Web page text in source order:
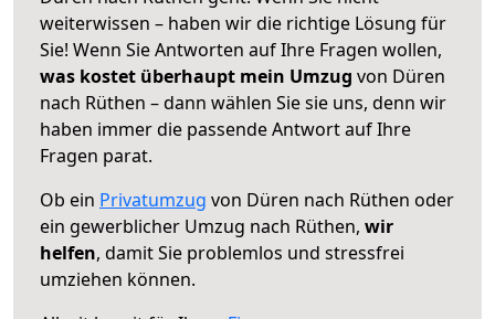
weiterwissen – haben wir die richtige Lösung für
Sie! Wenn Sie Antworten auf Ihre Fragen wollen,
was kostet überhaupt mein Umzug von Düren
nach Rüthen – dann wählen Sie sie uns, denn wir
haben immer die passende Antwort auf Ihre
Fragen parat.
Ob ein Privatumzug von Düren nach Rüthen oder
ein gewerblicher Umzug nach Rüthen, wir
helfen, damit Sie problemlos und stressfrei
umziehen können.